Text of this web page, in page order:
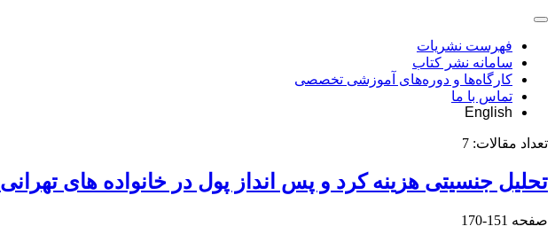
فهرست نشریات
سامانه نشر کتاب
کارگاه‌ها و دوره‌های آموزشی تخصصی
تماس با ما
English
تعداد مقالات: 7
تحلیل جنسیتی هزینه کرد و پس انداز پول در خانواده های تهرانی
صفحه 151-170